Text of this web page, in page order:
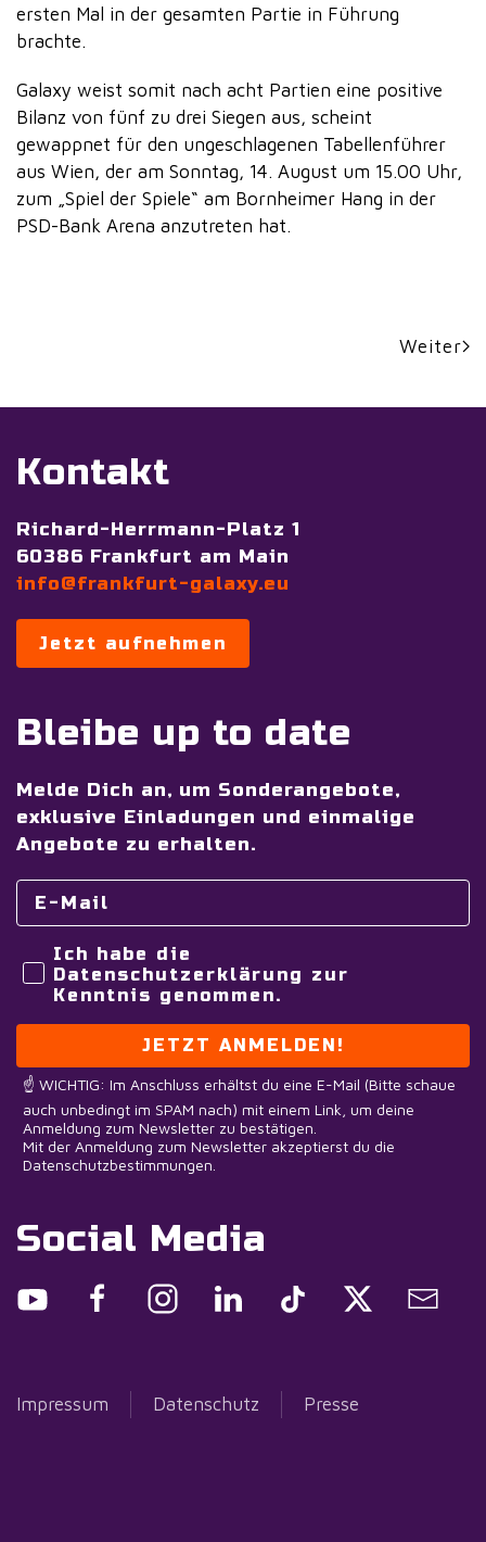
ersten Mal in der gesamten Partie in Führung
brachte.
Galaxy weist somit nach acht Partien eine positive
Bilanz von fünf zu drei Siegen aus, scheint
gewappnet für den ungeschlagenen Tabellenführer
aus Wien, der am Sonntag, 14. August um 15.00 Uhr,
zum „Spiel der Spiele“ am Bornheimer Hang in der
PSD-Bank Arena anzutreten hat.
Weiter
Kontakt
Richard-Herrmann-Platz 1
60386 Frankfurt am Main
info@frankfurt-galaxy.eu
Jetzt aufnehmen
Bleibe up to date
Melde Dich an, um Sonderangebote,
exklusive Einladungen und einmalige
Angebote zu erhalten.
Ich habe die
Datenschutzerklärung zur
Kenntnis genommen.
JETZT ANMELDEN!
☝️ WICHTIG: Im Anschluss erhältst du eine E-Mail (Bitte schaue
auch unbedingt im SPAM nach) mit einem Link, um deine
Anmeldung zum Newsletter zu bestätigen.
Mit der Anmeldung zum Newsletter akzeptierst du die
Datenschutzbestimmungen.
Social Media
Impressum Datenschutz Presse